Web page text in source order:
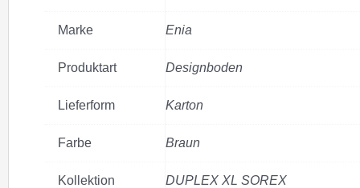
Marke Enia
Produktart Designboden
Lieferform Karton
Farbe Braun
Kollektion DUPLEX XL SOREX